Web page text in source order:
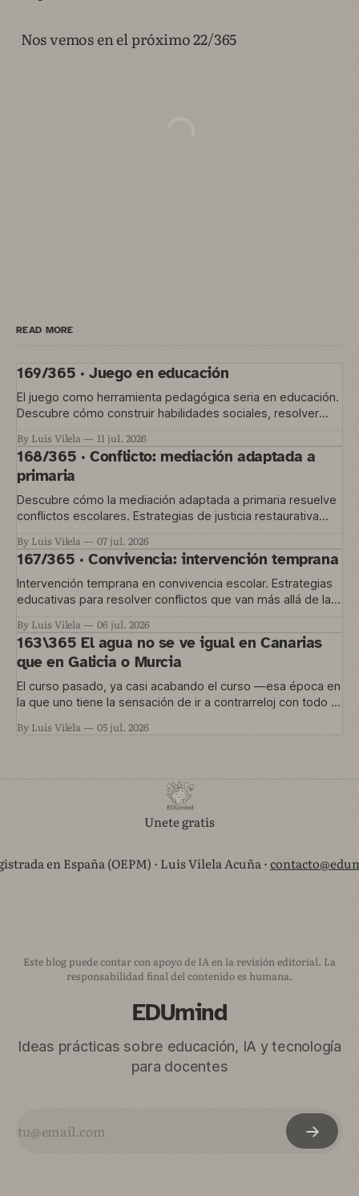
Nos vemos en el próximo 22/365
READ MORE
169/365 · Juego en educación
El juego como herramienta pedagógica seria en educación.
Descubre cómo construir habilidades sociales, resolver
By Luis Vilela 11 jul. 2026
168/365 · Conflicto: mediación adaptada a
primaria
Descubre cómo la mediación adaptada a primaria resuelve
conflictos escolares. Estrategias de justicia restaurativa
By Luis Vilela 07 jul. 2026
167/365 · Convivencia: intervención temprana
Intervención temprana en convivencia escolar. Estrategias
educativas para resolver conflictos que van más allá de las
By Luis Vilela 06 jul. 2026
163\365 El agua no se ve igual en Canarias
que en Galicia o Murcia
El curso pasado, ya casi acabando el curso —esa época en
la que uno tiene la sensación de ir a contrarreloj con todo lo
proyecto que está en marcha ahora. Una convocatoria de
By Luis Vilela 05 jul. 2026
Unete gratis
en España (OEPM) · Luis Vilela Acuña ·
Este blog puede contar con apoyo de IA en la revisión editorial. La
responsabilidad final del contenido es humana.
EDUmind
Ideas prácticas sobre educación, IA y tecnología
para docentes